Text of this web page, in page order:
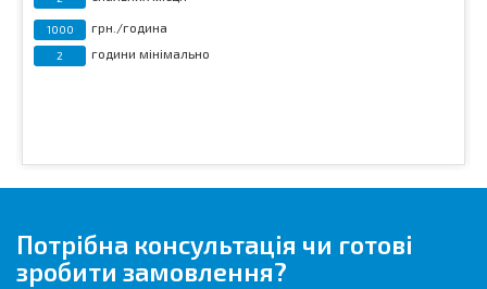
1000 грн./година
2 години мінімально
Потрібна консультація чи готові
зробити замовлення?